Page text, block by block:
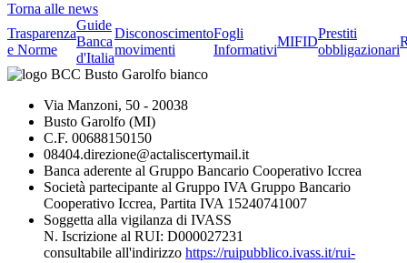
Torna alle news
Trasparenza
e Norme
Guide
Banca
d'Italia
Disconoscimento
movimenti
Fogli
Informativi
MIFID
Prestiti
obbligazionari
Via Manzoni, 50 - 20038
Busto Garolfo (MI)
C.F. 00688150150
08404.direzione@actaliscertymail.it
Banca aderente al Gruppo Bancario Cooperativo Iccrea
Società partecipante al Gruppo IVA Gruppo Bancario
Cooperativo Iccrea, Partita IVA 15240741007
Soggetta alla vigilanza di IVASS
N. Iscrizione al RUI: D000027231
consultabile all'indirizzo https://ruipubblico.ivass.it/rui-